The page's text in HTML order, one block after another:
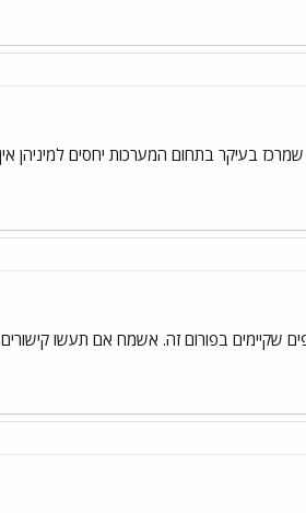
בעיקר בתחום המערכות יחסים למיניהן
שקיימים בפורום זה. אשמח אם תעשו